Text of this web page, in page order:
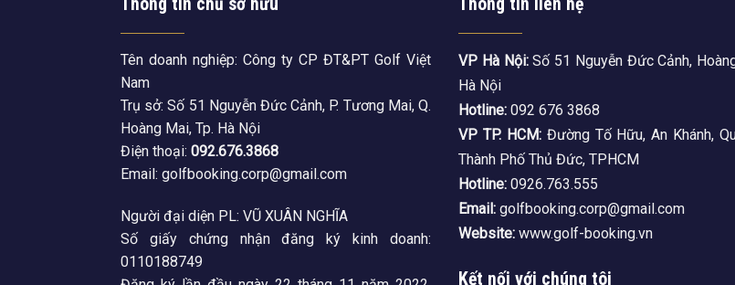
Thông tin chủ sở hữu
Tên doanh nghiệp: Công ty CP ĐT&PT Golf Việt
Nam
Trụ sở: Số 51 Nguyễn Đức Cảnh, P. Tương Mai, Q.
Hoàng Mai, Tp. Hà Nội
Điện thoại: 092.676.3868
Email: golfbooking.corp@gmail.com
Người đại diện PL: VŨ XUÂN NGHĨA
Số giấy chứng nhận đăng ký kinh doanh:
0110188749
Thông tin liên hệ
VP Hà Nội:Số 51 Nguyễn Đức Cảnh,
Hà Nội
Hotline: 092 676 3868
VP TP. HCM:Đường Tố Hữu, An Khánh,
Thành Phố Thủ Đức, TPHCM
Hotline: 0926.763.555
Email: golfbooking.corp@gmail.com
Website: www.golf-booking.vn
Kết nối với chúng tôi